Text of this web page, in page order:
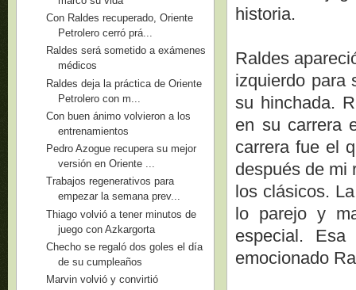
historia.
Raldes
izquierdo para
su hinchada.
en su carrera
carrera fue el
después de mi
los clásicos.
lo parejo y
especial. Esa
emocionado
Con Raldes recuperado, Oriente
Petrolero cerró prá...
Raldes será sometido a exámenes
médicos
Raldes deja la práctica de Oriente
Petrolero con m...
Con buen ánimo volvieron a los
entrenamientos
Pedro Azogue recupera su mejor
versión en Oriente ...
Trabajos regenerativos para
empezar la semana prev...
Thiago volvió a tener minutos de
juego con Azkargorta
Checho se regaló dos goles el día
de su cumpleaños
Marvin volvió y convirtió